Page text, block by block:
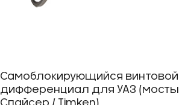
Самоблокирующийся винтовой
дифференциал для УАЗ (мосты
Спайсер / Timken)